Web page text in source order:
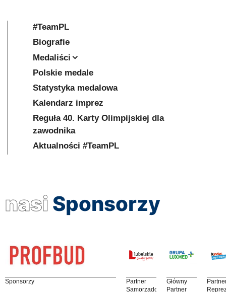
#TeamPL
Biografie
Medaliści
Polskie medale
Statystyka medalowa
Kalendarz imprez
Reguła 40. Karty Olimpijskiej dla
zawodnika
Aktualności #TeamPL
nasi Sponsorzy
Sponsorzy
Partner
Samorządowy
Główny
Partner